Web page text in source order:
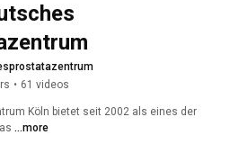
• 61 videos
Köln bietet seit 2002 als eines der
...more